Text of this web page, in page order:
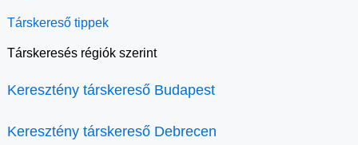
Társkereső tippek
Társkeresés régiók szerint
Keresztény társkereső Budapest
Keresztény társkereső Debrecen